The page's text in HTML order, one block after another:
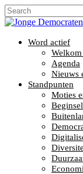
Word actief
Agenda
Nieuws
Standpunten
Moties